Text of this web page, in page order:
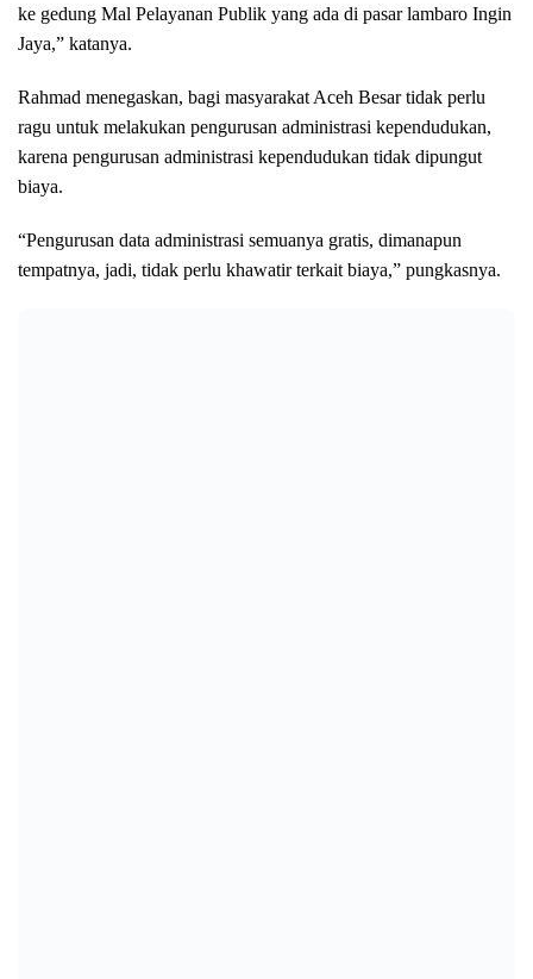
ke gedung Mal Pelayanan Publik yang ada di pasar lambaro Ingin
Jaya,” katanya.
Rahmad menegaskan, bagi masyarakat Aceh Besar tidak perlu
ragu untuk melakukan pengurusan administrasi kependudukan,
karena pengurusan administrasi kependudukan tidak dipungut
biaya.
“Pengurusan data administrasi semuanya gratis, dimanapun
tempatnya, jadi, tidak perlu khawatir terkait biaya,” pungkasnya.